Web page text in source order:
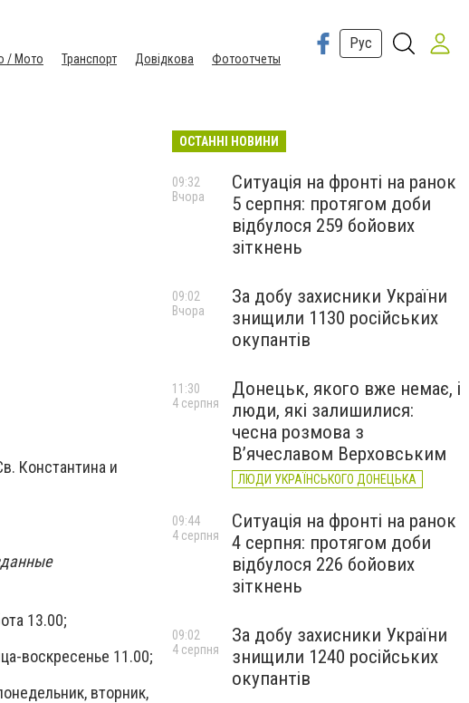
/ Мото Транспорт Довідкова Фотоотчеты
Рус
Константина и
13.00;
воскресенье 11.00;
вторник,
ОСТАННІ НОВИНИ
Ситуація на фронті на ранок
5 серпня: протягом доби
відбулося 259 бойових
зіткнень
09:32
Вчора
За добу захисники України
знищили 1130 російських
окупантів
09:02
Вчора
Донецьк, якого вже немає, і
люди, які залишилися:
чесна розмова з
В’ячеславом Верховським
ЛЮДИ УКРАЇНСЬКОГО ДОНЕЦЬКА
11:30
4 серпня
Ситуація на фронті на ранок
4 серпня: протягом доби
відбулося 226 бойових
зіткнень
09:44
4 серпня
За добу захисники України
знищили 1240 російських
окупантів
09:02
4 серпня